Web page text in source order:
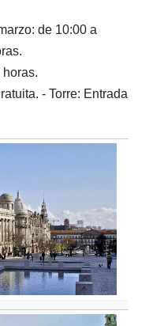
de 10:00 a
- Torre: Entrada